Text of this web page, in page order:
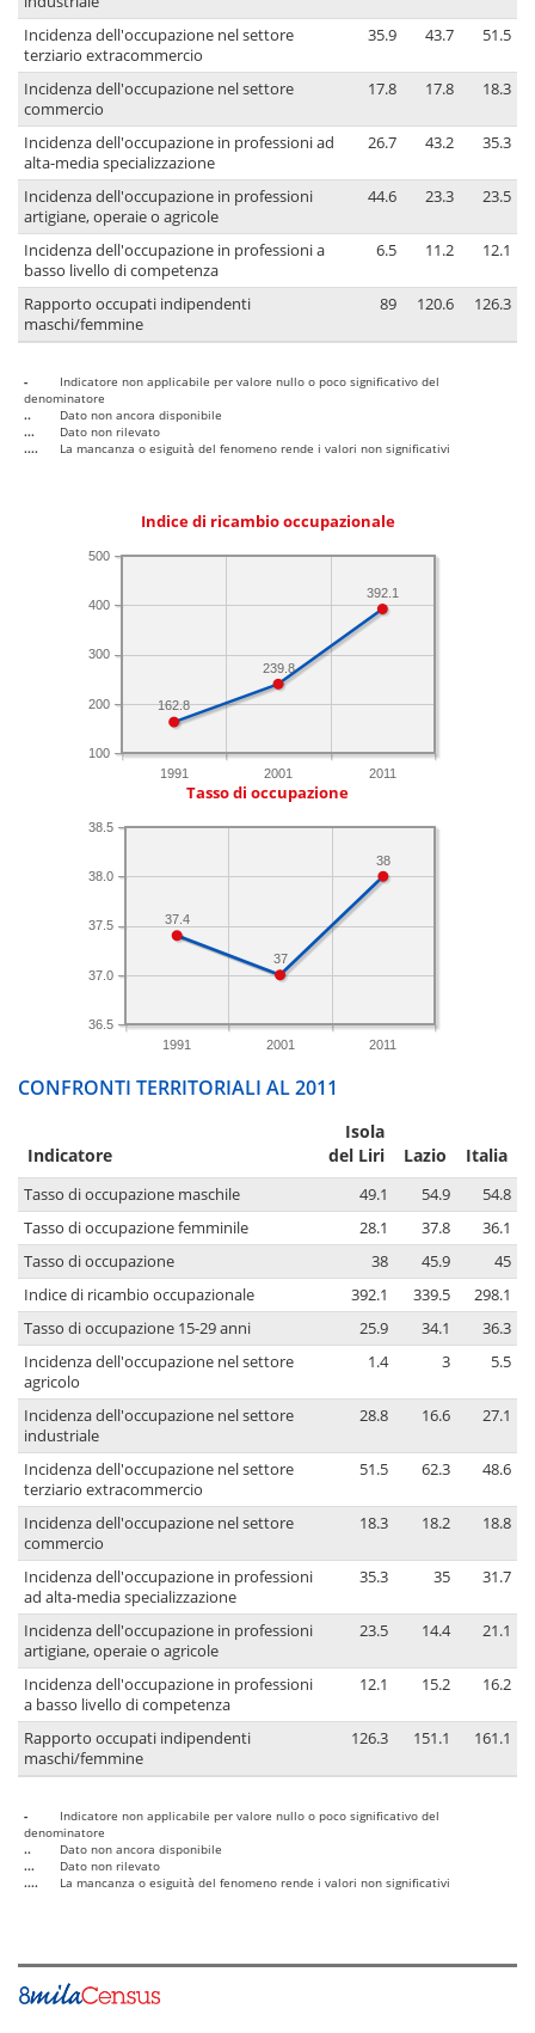
Incidenza dell'occupazione nel settore
terziario extracommercio
35.9 43.7 51.5
Incidenza dell'occupazione nel settore
commercio
17.8 17.8 18.3
Incidenza dell'occupazione in professioni ad
alta-media specializzazione
26.7 43.2 35.3
Incidenza dell'occupazione in professioni
artigiane, operaie o agricole
44.6 23.3 23.5
Incidenza dell'occupazione in professioni a
basso livello di competenza
6.5 11.2 12.1
Rapporto occupati indipendenti
maschi/femmine
89 120.6 126.3
-
Indicatore non applicabile per valore nullo o poco significativo del
denominatore
..
Dato non ancora disponibile
...
Dato non rilevato
....
La mancanza o esiguità del fenomeno rende i valori non significativi
Indice di ricambio occupazionale
1991 2001 2011
100
200
300
400
500
392.1
239.8
162.8
Tasso di occupazione
1991 2001 2011
36.5
37.0
37.5
38.0
38.5
38
37
37.4
CONFRONTI TERRITORIALI AL 2011
Indicatore
Isola
del Liri
Lazio Italia
Tasso di occupazione maschile 49.1 54.9
54.8
Tasso di occupazione femminile
28.1 37.8
36.1
Tasso di occupazione
38 45.9
45
Indice di ricambio occupazionale
392.1 339.5
298.1
Tasso di occupazione 15-29 anni
25.9 34.1
36.3
Incidenza dell'occupazione nel settore
agricolo
1.4 3 5.5
Incidenza dell'occupazione nel settore
industriale
28.8 16.6 27.1
Incidenza dell'occupazione nel settore
terziario extracommercio
51.5 62.3 48.6
Incidenza dell'occupazione nel settore
commercio
18.3 18.2 18.8
Incidenza dell'occupazione in professioni
ad alta-media specializzazione
35.3 35 31.7
Incidenza dell'occupazione in professioni
artigiane, operaie o agricole
23.5 14.4 21.1
Incidenza dell'occupazione in professioni
a basso livello di competenza
12.1 15.2 16.2
Rapporto occupati indipendenti
maschi/femmine
126.3 151.1 161.1
-
Indicatore non applicabile per valore nullo o poco significativo del
denominatore
..
Dato non ancora disponibile
...
Dato non rilevato
....
La mancanza o esiguità del fenomeno rende i valori non significativi